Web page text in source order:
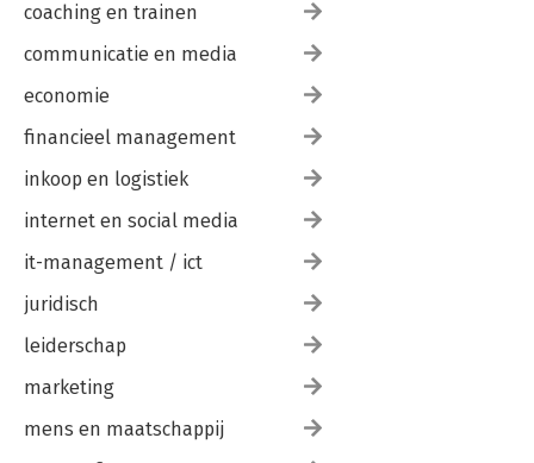
coaching en trainen
communicatie en media
economie
financieel management
inkoop en logistiek
internet en social media
it-management / ict
juridisch
leiderschap
marketing
mens en maatschappij